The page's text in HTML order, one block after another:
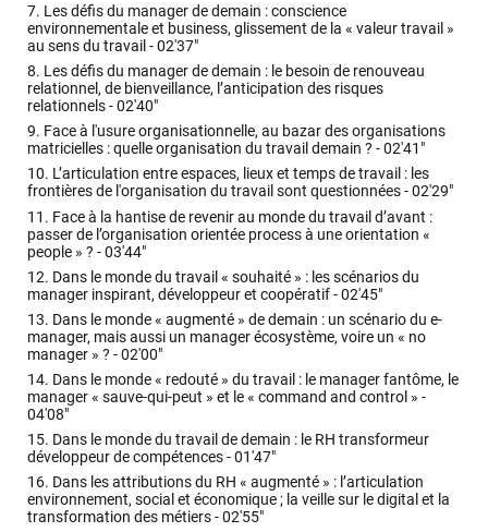
7. Les défis du manager de demain : conscience
environnementale et business, glissement de la « valeur travail »
au sens du travail -02'37"
8. Les défis du manager de demain : le besoin de renouveau
relationnel, de bienveillance, l’anticipation des risques
relationnels -02'40"
9. Face à l'usure organisationnelle, au bazar des organisations
matricielles : quelle organisation du travail demain ? -02'41"
10. L’articulation entre espaces, lieux et temps de travail : les
frontières de l'organisation du travail sont questionnées -02'29"
11. Face à la hantise de revenir au monde du travail d’avant :
passer de l’organisation orientée process à une orientation «
people » ? -03'44"
12. Dans le monde du travail « souhaité » : les scénarios du
manager inspirant, développeur et coopératif -02'45"
13. Dans le monde « augmenté » de demain : un scénario du e-
manager, mais aussi un manager écosystème, voire un « no
manager » ? -02'00"
14. Dans le monde « redouté » du travail : le manager fantôme, le
manager « sauve-qui-peut » et le « command and control » -
04'08"
15. Dans le monde du travail de demain : le RH transformeur
développeur de compétences -01'47"
16. Dans les attributions du RH « augmenté » : l’articulation
environnement, social et économique ; la veille sur le digital et la
transformation des métiers -02'55"